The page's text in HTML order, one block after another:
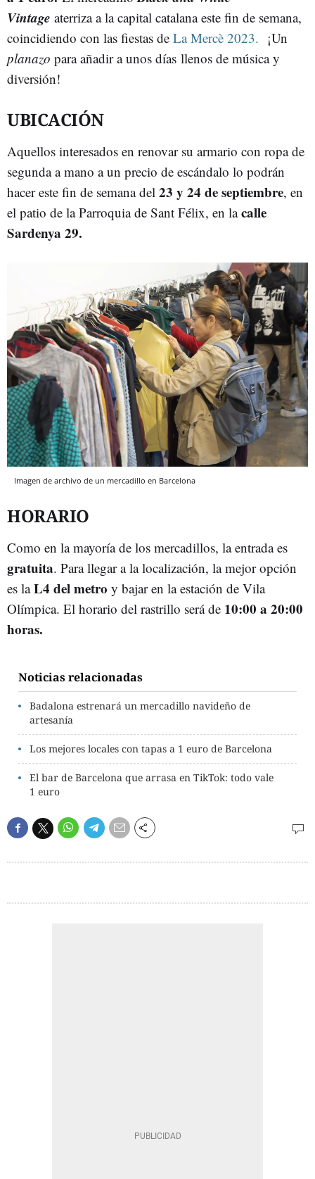
Vintage aterriza a la capital catalana este fin de semana,
coincidiendo con las fiestas de La Mercè 2023. ¡Un
planazo para añadir a unos días llenos de música y
diversión!
UBICACIÓN
Aquellos interesados en renovar su armario con ropa de
segunda a mano a un precio de escándalo lo podrán
hacer este fin de semana del 23 y 24 de septiembre, en
el patio de la Parroquia de Sant Félix, en lacalle
Sardenya 29.
Imagen de archivo de un mercadillo en Barcelona
HORARIO
Como en la mayoría de los mercadillos, la entrada es
gratuita. Para llegar a la localización, la mejor opción
es laL4 del metro y bajar en la estación de Vila
Olímpica. El horario del rastrillo será de 10:00 a 20:00
horas.
Noticias relacionadas
Badalona estrenará un mercadillo navideño de
artesanía
Los mejores locales con tapas a 1 euro de Barcelona
El bar de Barcelona que arrasa en TikTok: todo vale
1 euro